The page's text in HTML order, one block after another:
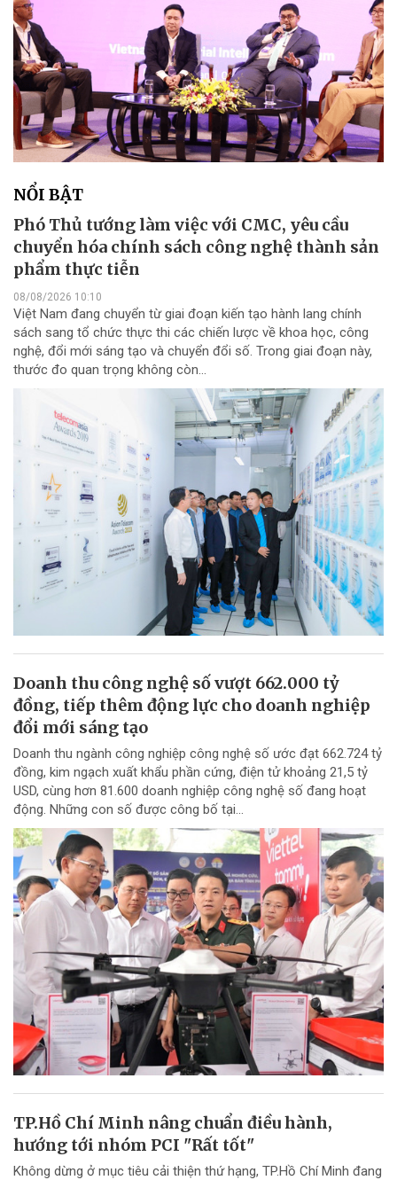
NỔI BẬT
Phó Thủ tướng làm việc với CMC, yêu cầu
chuyển hóa chính sách công nghệ thành sản
phẩm thực tiễn
08/08/2026 10:10
Việt Nam đang chuyển từ giai đoạn kiến tạo hành lang chính
sách sang tổ chức thực thi các chiến lược về khoa học, công
nghệ, đổi mới sáng tạo và chuyển đổi số. Trong giai đoạn này,
thước đo quan trọng không còn...
Doanh thu công nghệ số vượt 662.000 tỷ
đồng, tiếp thêm động lực cho doanh nghiệp
đổi mới sáng tạo
Doanh thu ngành công nghiệp công nghệ số ước đạt 662.724 tỷ
đồng, kim ngạch xuất khẩu phần cứng, điện tử khoảng 21,5 tỷ
USD, cùng hơn 81.600 doanh nghiệp công nghệ số đang hoạt
động. Những con số được công bố tại...
TP.Hồ Chí Minh nâng chuẩn điều hành,
hướng tới nhóm PCI "Rất tốt"
Không dừng ở mục tiêu cải thiện thứ hạng, TP.Hồ Chí Minh đang